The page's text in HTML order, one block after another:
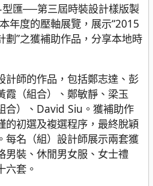
型匯──第三屆時裝設計樣版製
年度的壓軸展覽，展示“2015
劃”之獲補助作品，分享本地時
計師的作品，包括鄭志達、彭
霞（組合）、鄭敏靜、梁玉
合）、David Siu。獲補助作
的初選及複選程序，最終脫穎
每名（組）設計師展示兩套獲
男裝、休閒男女服、女士禮
六套。